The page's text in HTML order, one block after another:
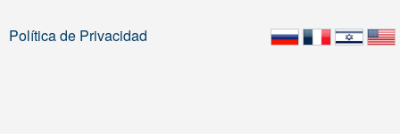
Política de Privacidad